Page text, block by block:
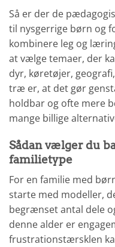
Så er der de
til nysgerrige børn og
kombinere leg og
at vælge temaer, der
dyr, køretøjer,
træ er, at det gør
holdbar og ofte mere
mange billige
Sådan vælger du
familietype
For en familie med
starte med modeller,
begrænset antal dele
denne alder er
frustrationstærsklen